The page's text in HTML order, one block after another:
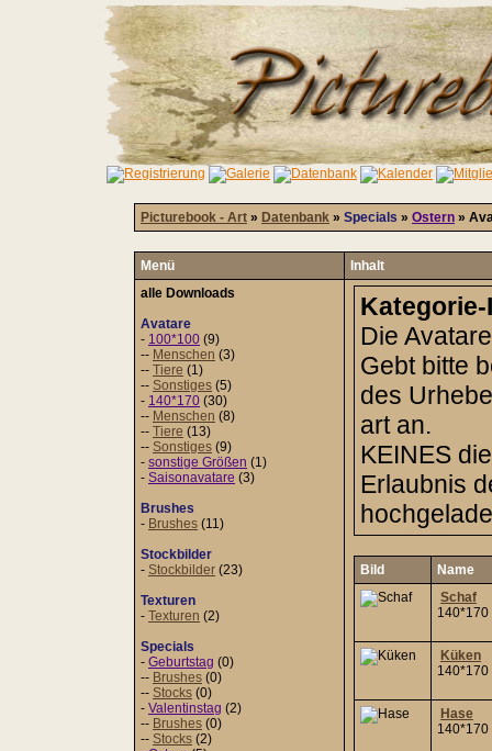
Picturebook - Art » Datenbank » Specials » Ostern »
Menü
Inhalt
alle Downloads
Avatare
- 100*100 (9)
-- Menschen (3)
-- Tiere (1)
-- Sonstiges (5)
- 140*170 (30)
-- Menschen (8)
-- Tiere (13)
-- Sonstiges (9)
- sonstige Größen (1)
- Saisonavatare (3)
Brushes
- Brushes (11)
Stockbilder
- Stockbilder (23)
Texturen
- Texturen (2)
Specials
- Geburtstag (0)
-- Brushes (0)
-- Stocks (0)
- Valentinstag (2)
-- Brushes (0)
-- Stocks (2)
Die
Gebt bitte
des
art an.
KEINES
Erlaubnis
Bild
Name
Schaf
140*170
Küken
140*170
Hase
140*170